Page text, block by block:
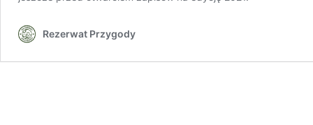
Rezerwat Przygody